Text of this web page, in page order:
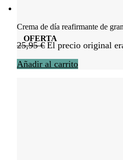
OFERTA
Crema de día reafirmante de
25,95€ El precio original
Añadir al carrito